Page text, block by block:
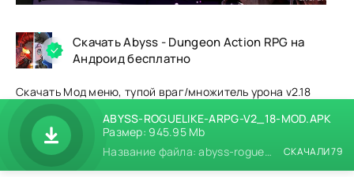
Скачать Abyss - Dungeon Action RPG на
Андроид бесплатно
Скачать Мод меню, тупой враг/множитель урона v2.18
ABYSS-ROGUELIKE-ARPG-V2_18-MOD.APK
Размер: 945.95 Mb
Название файла: abyss-roguelike-arpg-v2_18-mod.apk
СКАЧАЛИ 79